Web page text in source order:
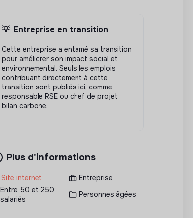
💡 Entreprise en transition
Cette entreprise a entamé sa transition
pour améliorer son impact social et
environnemental. Seuls les emplois
contribuant directement à cette
transition sont publiés ici, comme
responsable RSE ou chef de projet
bilan carbone.
Plus d'informations
Site internet
Entreprise
Entre 50 et 250
salariés
Personnes âgées